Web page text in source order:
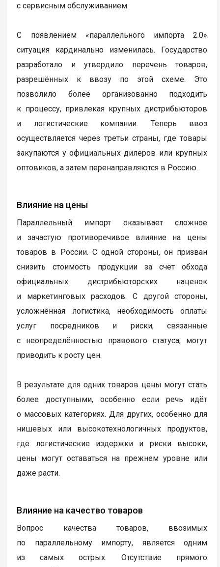
с сервисным обслуживанием.
С появлением «параллельного импорта 2.0»
ситуация кардинально изменилась. Государство
разработало и утвердило перечень товаров,
разрешённых к ввозу по этой схеме. Это
позволило более организованно подходить
к процессу, привлекая крупных дистрибьюторов
и логистические компании. Теперь ввоз
осуществляется через третьи страны, где товары
закупаются у официальных дилеров или крупных
оптовиков, а затем перенаправляются в Россию.
Влияние на цены
Параллельный импорт оказывает сложное
и зачастую противоречивое влияние на цены
товаров в России. С одной стороны, он призван
снизить стоимость продукции за счёт обхода
официальных дистрибьюторских наценок
и маркетинговых расходов. С другой стороны,
усложнённая логистика, необходимость оплаты
услуг посредников и риски, связанные
с неопределённостью правового статуса, могут
приводить к росту цен.
В результате для одних товаров цены могут стать
более доступными, особенно если речь идёт
о массовых категориях. Для других, особенно для
нишевых или высокотехнологичных продуктов,
где логистические издержки и риски высоки,
цены могут оставаться на прежнем уровне или
даже расти.
Влияние на качество товаров
Вопрос качества товаров, ввозимых
по параллельному импорту, является одним
из самых острых. Отсутствие прямого